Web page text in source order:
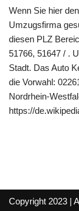
Wenn Sie hier
Umzugsfirma
diesen PLZ
51766, 51647 / .
Stadt. Das Auto
die Vorwahl:
Nordrhein-
https://
Copyright 2023 |